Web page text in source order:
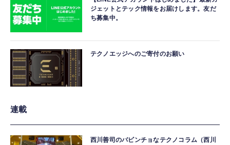
ジェットとテック情報をお届けします。友だ
ち募集中。
テクノエッジへのご寄付のお願い
連載
西川善司のバビンチョなテクノコラム（西川